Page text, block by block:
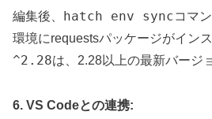
編集後、 hatch env syncコマ
環境にrequestsパッケージがイン
^2.28は、2.28以上の最新バージ
6. VS Codeとの連携: